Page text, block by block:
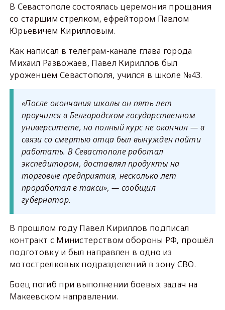
В Севастополе состоялась церемония прощания
со старшим стрелком, ефрейтором Павлом
Юрьевичем Кирилловым.
Как написал в телеграм-канале глава города
Михаил Развожаев, Павел Кириллов был
уроженцем Севастополя, учился в школе №43.
«После окончания школы он пять лет
проучился в Белгородском государственном
университете, но полный курс не окончил — в
связи со смертью отца был вынужден пойти
работать. В Севастополе работал
экспедитором, доставлял продукты на
торговые предприятия, несколько лет
проработал в такси», — сообщил
губернатор.
В прошлом году Павел Кириллов подписал
контракт с Министерством обороны РФ, прошёл
подготовку и был направлен в одно из
мотострелковых подразделений в зону СВО.
Боец погиб при выполнении боевых задач на
Макеевском направлении.